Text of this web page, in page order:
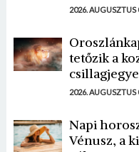
2026. AUGUSZTUS
tetőzik a
2026. AUGUSZTUS
Napi
Vénusz, a